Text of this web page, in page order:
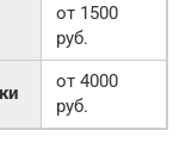
от 1500
руб.
от 4000
руб.